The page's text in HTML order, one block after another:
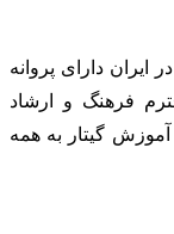
ایران دارای پروانه
محترم فرهنگ و ارشاد
گیتار به همه